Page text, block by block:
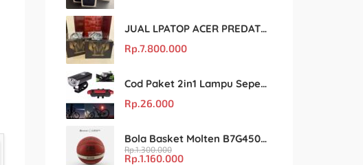
JUAL LPATOP ACER PREDATOR BLACK MARKET MURAH DAN ORIGINAL
Rp.7.800.000
Cod Paket 2in1 Lampu Sepeda Led Light Depan Dan Belakang Rechargeable
Rp.26.000
Bola Basket Molten B7G4500 Size 7 – Resmi FIBA & IBL
Rp.1.300.000
Rp.1.160.000